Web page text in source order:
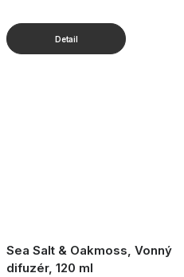
Sea Salt & Oakmoss, Vonný
difuzér, 120 ml